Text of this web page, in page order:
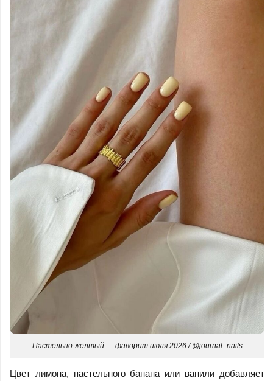
Пастельно-желтый — фаворит июля 2026 / @journal_nails
Цвет лимона, пастельного банана или ванили добавляет